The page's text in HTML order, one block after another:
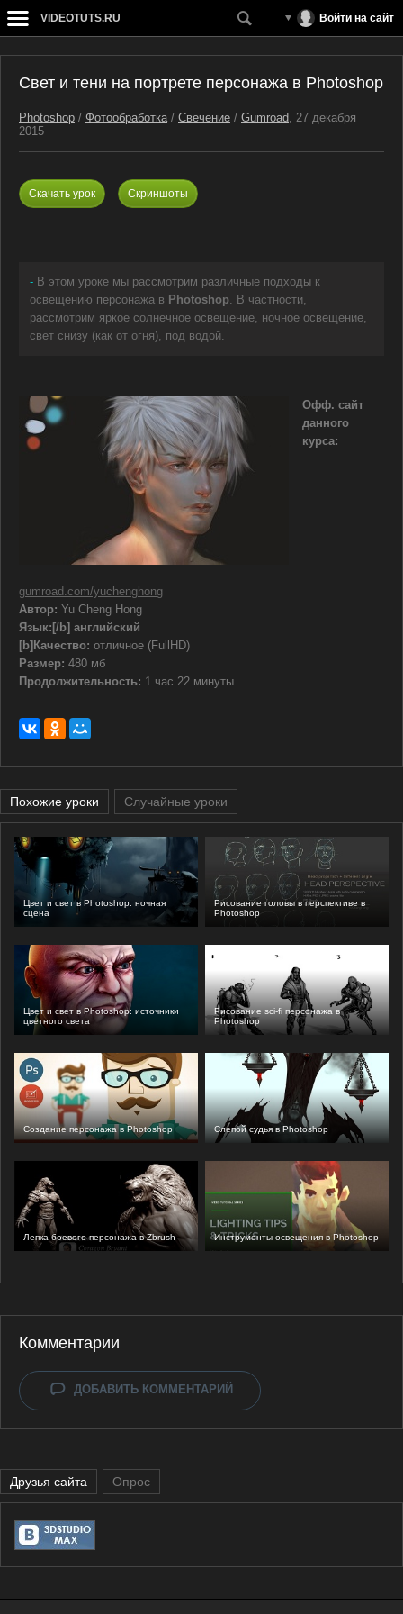
VIDEOTUTS.RU Войти на сайт
Свет и тени на портрете персонажа в Photoshop
Photoshop / Фотообработка/ Свечение / Gumroad, 27 декабря
2015
Скачать урок Скриншоты
- В этом уроке мы рассмотрим различные подходы к
освещению персонажа в Photoshop. В частности,
рассмотрим яркое солнечное освещение, ночное освещение,
свет снизу (как от огня), под водой.
Офф. сайт
данного
курса:
gumroad.com/yuchenghong
Автор: Yu Cheng Hong
Язык: [/b] английский
[b]Качество: отличное (FullHD)
Размер: 480 мб
Продолжительность: 1 час 22 минуты
Похожие уроки Случайные уроки
Цвет и свет в Photoshop: ночная
сцена
Рисование головы в перспективе в
Photoshop
Цвет и свет в Photoshop: источники
цветного света
Рисование sci-fi персонажа в
Photoshop
Создание персонажа в Photoshop Слепой судья в Photoshop
Лепка боевого персонажа в Zbrush Инструменты освещения в Photoshop
Комментарии
ДОБАВИТЬ КОММЕНТАРИЙ
Друзья сайта Опрос